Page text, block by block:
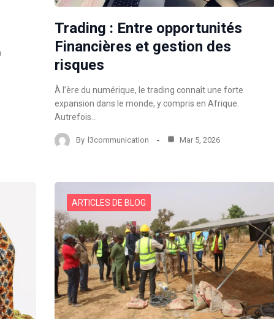
Trading : Entre opportunités
Financières et gestion des
risques
À l’ère du numérique, le trading connaît une forte
expansion dans le monde, y compris en Afrique.
Autrefois…
By l3communication Mar 5, 2026
ARTICLES DE BLOG